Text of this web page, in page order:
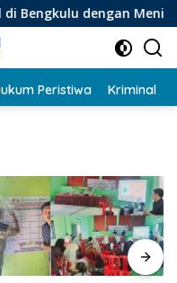
Meningkatkan
Peristiwa Kriminal